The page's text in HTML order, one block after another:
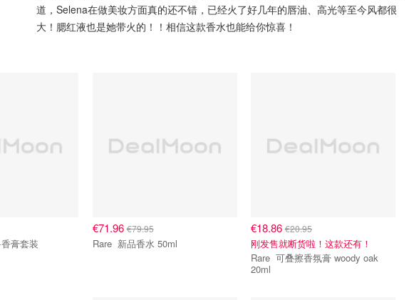
道，Selena在做美妆方面真的还不错，已经火了好几年的唇油、高光等至今风都很
大！腮红液也是她带火的！！相信这款香水也能给你惊喜！
+香膏套装
€71.96€79.95
Rare 新品香水 50ml
€18.86 €20.95
刚发售就断货啦！这款还有！
Rare 可叠擦香氛膏 woody oak
20ml